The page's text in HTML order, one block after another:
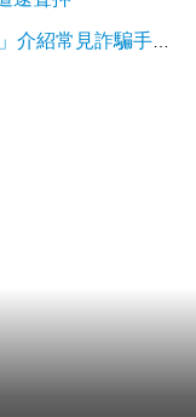
騙手法 提供防詐技巧